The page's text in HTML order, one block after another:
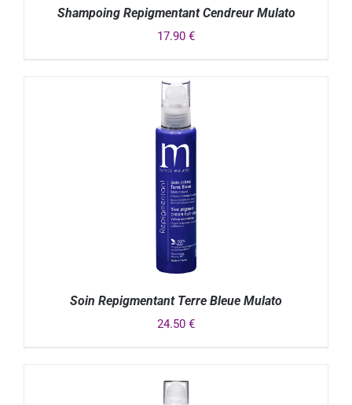
DÉTAILS
Shampoing Repigmentant Cendreur Mulato
17.90 €
Soin Repigmentant Terre Bleue Mulato
24.50 €